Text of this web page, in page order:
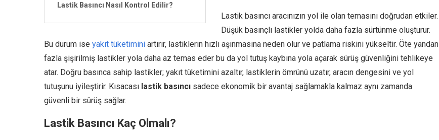
Lastik Basıncı Nasıl Kontrol Edilir?
Lastik basıncı aracınızın yol ile olan temasını doğrudan etkiler.
Düşük basınçlı lastikler yolda daha fazla sürtünme oluşturur.
Bu durum ise yakıt tüketimini artırır, lastiklerin hızlı aşınmasına neden olur ve patlama riskini yükseltir. Öte yandan
fazla şişirilmiş lastikler yola daha az temas eder bu da yol tutuş kaybına yola açarak sürüş güvenliğini tehlikeye
atar. Doğru basınca sahip lastikler; yakıt tüketimini azaltır, lastiklerin ömrünü uzatır, aracın dengesini ve yol
tutuşunu iyileştirir. Kısacası lastik basıncı sadece ekonomik bir avantaj sağlamakla kalmaz aynı zamanda
güvenli bir sürüş sağlar.
Lastik Basıncı Kaç Olmalı?